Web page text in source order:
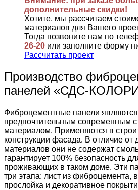
дополнительные скидки!
Хотите, мы рассчитаем
материалов для Вашего
Тогда позвоните нам по
26-20 или заполните форму
Рассчитать проект
Производство
панелей «СДС-
Фиброцементные панели
предпочтительным современным
материалом. Применяются в
конструкции фасада. В отличие от
материалов они не содержат
гарантирует 100% безопасность
проживающих в таком доме. Эти
три этапа: лист из фиброцемента,
прослойка и декоративное